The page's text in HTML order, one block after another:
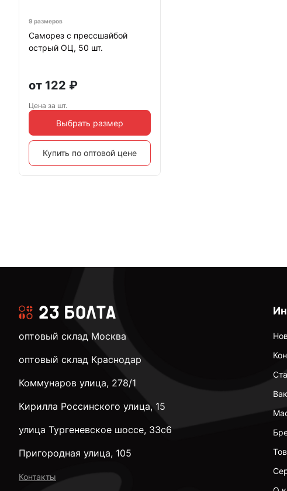
9 размеров
Саморез с прессшайбой
острый ОЦ, 50 шт.
от 122 ₽
Цена за шт.
Выбрать размер
Купить по оптовой цене
оптовый склад Москва
оптовый склад Краснодар
Коммунаров улица, 278/1
Кирилла Россинского улица, 15
улица Тургеневское шоссе, 33с6
Пригородная улица, 105
Контакты